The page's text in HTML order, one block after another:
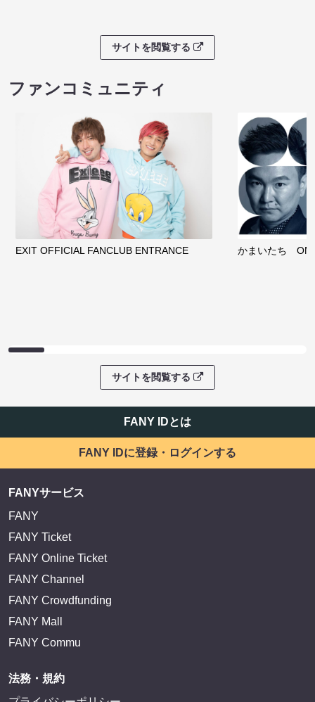
サイトを閲覧する
ファンコミュニティ
EXIT OFFICIAL FANCLUB ENTRANCE かまいたち
サイトを閲覧する
FANY IDとは
FANY IDに登録・ログインする
FANYサービス
FANY
FANY Ticket
FANY Online Ticket
FANY Channel
FANY Crowdfunding
FANY Mall
FANY Commu
法務・規約